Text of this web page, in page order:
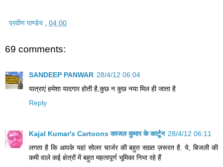
प्रवीण पाण्डेय 04:00
69 comments:
SANDEEP PANWAR 28/4/12 06:04
यात्राएं हमेशा यादगार होती है,कुछ न कुछ नया मिल ही जाता है
Reply
Kajal Kumar's Cartoons काजल कुमार के कार्टून 28/4/12 06:11
लगता है कि‍ आपके यहां सोलर चार्जर की बहुत सख़्त ज़रूरत है. ये, बि‍जली की
कमी वाले कई क्षेत्रों में बहुत महत्‍वपूर्ण भूमि‍का नि‍भा रहे हैं